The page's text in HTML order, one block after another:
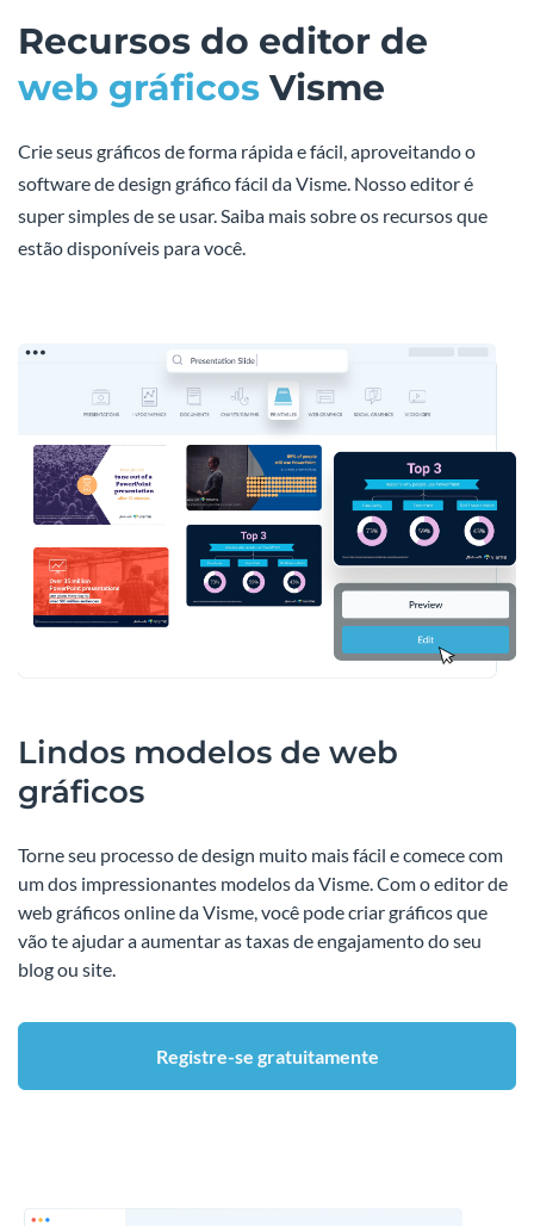
Recursos do editor de
web gráficos Visme
Crie seus gráficos de forma rápida e fácil, aproveitando o
software de design gráfico fácil da Visme. Nosso editor é
super simples de se usar. Saiba mais sobre os recursos que
estão disponíveis para você.
Lindos modelos de web
gráficos
Torne seu processo de design muito mais fácil e comece com
um dos impressionantes modelos da Visme. Com o editor de
web gráficos online da Visme, você pode criar gráficos que
vão te ajudar a aumentar as taxas de engajamento do seu
blog ou site.
Registre-se gratuitamente